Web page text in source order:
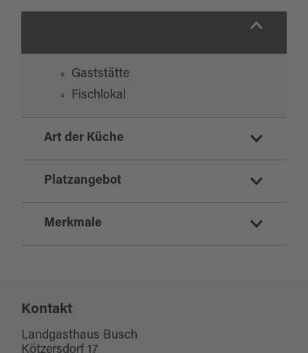
Gaststätte
Fischlokal
Art der Küche
deutsch
vegetarisch
regionale Küche
Platzangebot
Merkmale
Wickelraum
Kontakt
Landgasthaus Busch
Kötzersdorf 17